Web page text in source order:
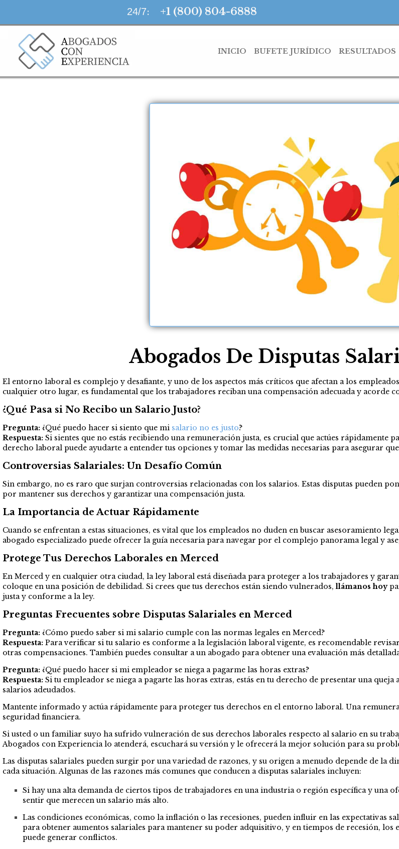
24/7: +1 (800) 804-6888
INICIO BUFETE JURÍDICO RESULTADOS
Abogados De Disputas
El entorno laboral es complejo y desafiante, y uno de los aspectos más críticos que afectan a los
cualquier otro lugar, es fundamental que los trabajadores reciban una compensación adecuada y acorde
¿Qué Pasa si No Recibo un Salario Justo?
Pregunta: ¿Qué puedo hacer si siento que mi salario no es justo?
Respuesta: Si sientes que no estás recibiendo una remuneración justa, es crucial que actúes rápidamente
derecho laboral puede ayudarte a entender tus opciones y tomar las medidas necesarias para asegurar
Controversias Salariales: Un Desafío Común
Sin embargo, no es raro que surjan controversias relacionadas con los salarios. Estas disputas pueden
por mantener sus derechos y garantizar una compensación justa.
La Importancia de Actuar Rápidamente
Cuando se enfrentan a estas situaciones, es vital que los empleados no duden en buscar asesoramiento
abogado especializado puede ofrecer la guía necesaria para navegar por el complejo panorama legal y
Protege Tus Derechos Laborales en Merced
En Merced y en cualquier otra ciudad, la ley laboral está diseñada para proteger a los trabajadores y
coloque en una posición de debilidad. Si crees que tus derechos están siendo vulnerados,llámanos hoy
justa y conforme a la ley.
Preguntas Frecuentes sobre Disputas Salariales en Merced
Pregunta: ¿Cómo puedo saber si mi salario cumple con las normas legales en Merced?
Respuesta: Para verificar si tu salario es conforme a la legislación laboral vigente, es recomendable
otras compensaciones. También puedes consultar a un abogado para obtener una evaluación más
Pregunta: ¿Qué puedo hacer si mi empleador se niega a pagarme las horas extras?
Respuesta: Si tu empleador se niega a pagarte las horas extras, estás en tu derecho de presentar una
salarios adeudados.
Mantente informado y actúa rápidamente para proteger tus derechos en el entorno laboral. Una
seguridad financiera.
Si usted o un familiar suyo ha sufrido vulneración de sus derechos laborales respecto al salario en su
Abogados con Experiencia lo atenderá, escuchará su versión y le ofrecerá la mejor solución para su
Las disputas salariales pueden surgir por una variedad de razones, y su origen a menudo depende de la
cada situación. Algunas de las razones más comunes que conducen a disputas salariales incluyen:
Si hay una alta demanda de ciertos tipos de trabajadores en una industria o región específica y una
sentir que merecen un salario más alto.
Las condiciones económicas, como la inflación o las recesiones, pueden influir en las expectativas
para obtener aumentos salariales para mantener su poder adquisitivo, y en tiempos de recesión,
puede generar conflictos.